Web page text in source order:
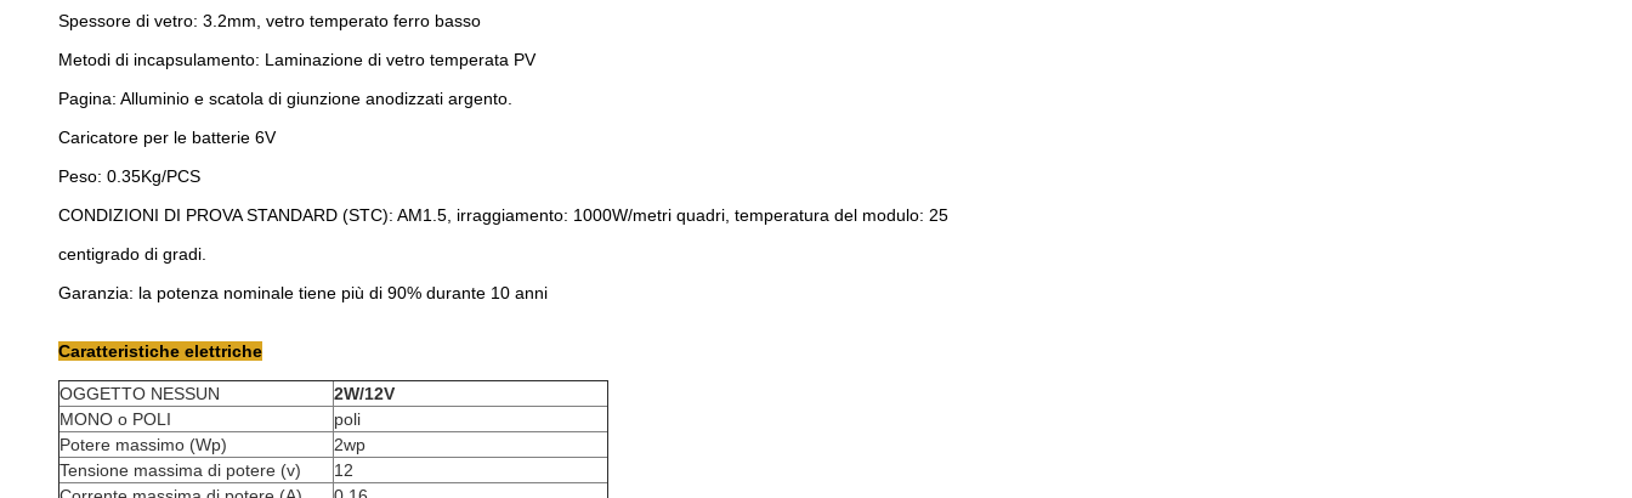
Spessore di vetro: 3.2mm, vetro temperato ferro basso
Metodi di incapsulamento: Laminazione di vetro temperata PV
Pagina: Alluminio e scatola di giunzione anodizzati argento.
Caricatore per le batterie 6V
Peso: 0.35Kg/PCS
CONDIZIONI DI PROVA STANDARD (STC): AM1.5, irraggiamento: 1000W/metri quadri, temperatura del modulo: 25
centigrado di gradi.
Garanzia: la potenza nominale tiene più di 90% durante 10 anni
Caratteristiche elettriche
OGGETTO NESSUN
2W/12V
MONO o POLI
poli
Potere massimo (Wp)
2wp
Tensione massima di potere (v)
12